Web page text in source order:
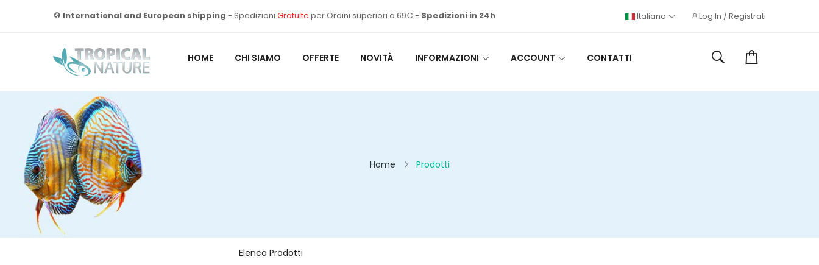
International and European shipping - Spedizioni Gratuite per Ordini superiori a 69€ - Spedizioni in 24h Italiano Log In / Registrati
HOME CHI SIAMO OFFERTE NOVITÀ INFORMAZIONI ACCOUNT CONTATTI
Home Prodotti
Elenco Prodotti